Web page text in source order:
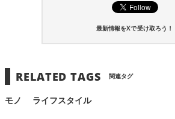
最新情報をXで受け取ろう！
RELATED TAGS 関連タグ
モノ ライフスタイル